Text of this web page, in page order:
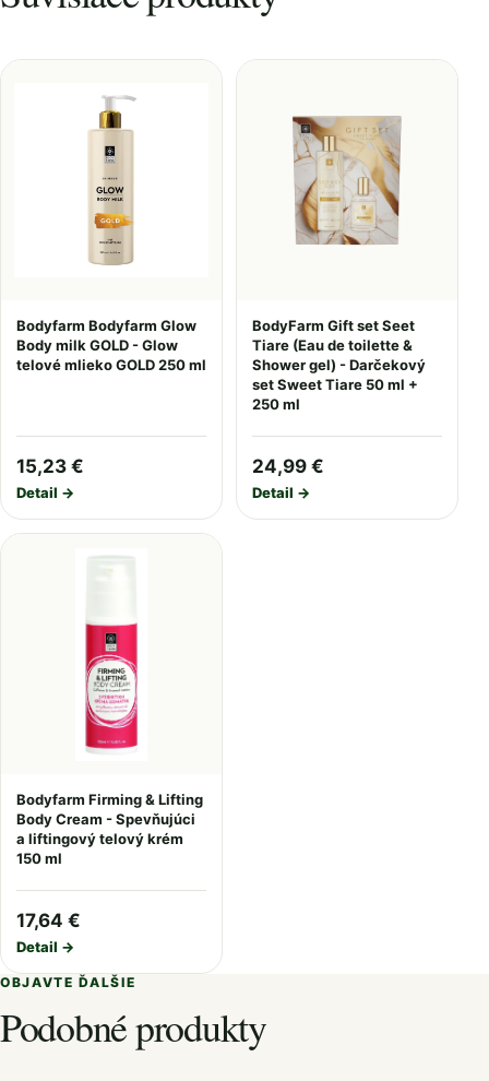
Bodyfarm Bodyfarm Glow
Body milk GOLD - Glow
telové mlieko GOLD 250 ml
15,23 €
Detail →
BodyFarm Gift set Seet
Tiare (Eau de toilette &
Shower gel) - Darčekový
set Sweet Tiare 50 ml +
250 ml
24,99 €
Detail →
Bodyfarm Firming & Lifting
Body Cream - Spevňujúci
a liftingový telový krém
150 ml
17,64 €
Detail →
OBJAVTE ĎALŠIE
Podobné produkty